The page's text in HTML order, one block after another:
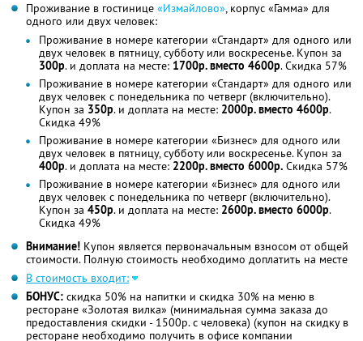
Проживание в гостинице «Измайлово», корпус «Гамма» для
одного или двух человек:
Проживание в номере категории «Стандарт» для одного или
двух человек в пятницу, субботу или воскресенье. Купон за
300р. и доплата на месте: 1700р. вместо 4600р. Скидка 57%
Проживание в номере категории «Стандарт» для одного или
двух человек с понедельника по четверг (включительно).
Купон за 350р. и доплата на месте: 2000р. вместо 4600р.
Скидка 49%
Проживание в номере категории «Бизнес» для одного или
двух человек в пятницу, субботу или воскресенье. Купон за
400р. и доплата на месте: 2200р. вместо 6000р. Скидка 57%
Проживание в номере категории «Бизнес» для одного или
двух человек с понедельника по четверг (включительно).
Купон за 450р. и доплата на месте: 2600р. вместо 6000р.
Скидка 49%
Внимание! Купон является первоначальным взносом от общей
стоимости. Полную стоимость необходимо доплатить на месте
В стоимость входит:
БОНУС: скидка 50% на напитки и скидка 30% на меню в
ресторане «Золотая вилка» (минимальная сумма заказа до
предоставления скидки - 1500р. с человека) (купон на скидку в
ресторане необходимо получить в офисе компании